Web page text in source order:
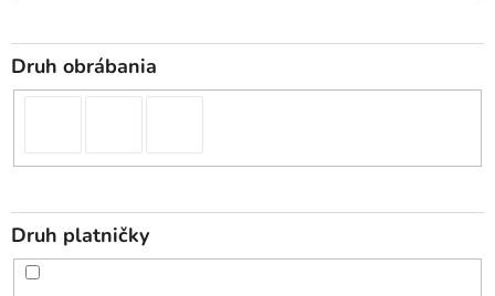
Druh obrábania
Druh platničky